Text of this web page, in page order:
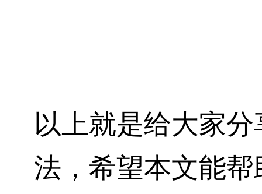
以上就是给大家
法，希望本文能